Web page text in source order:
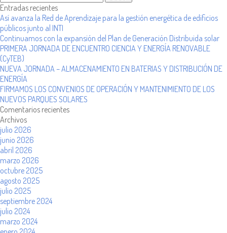
por:
Entradas recientes
Así avanza la Red de Aprendizaje para la gestión energética de edificios
públicos junto al INTI
Continuamos con la expansión del Plan de Generación Distribuida solar
PRIMERA JORNADA DE ENCUENTRO CIENCIA Y ENERGÍA RENOVABLE
(CyTEB)
NUEVA JORNADA – ALMACENAMIENTO EN BATERIAS Y DISTRIBUCIÓN DE
ENERGÍA
FIRMAMOS LOS CONVENIOS DE OPERACIÓN Y MANTENIMIENTO DE LOS
NUEVOS PARQUES SOLARES
Comentarios recientes
Archivos
julio 2026
junio 2026
abril 2026
marzo 2026
octubre 2025
agosto 2025
julio 2025
septiembre 2024
julio 2024
marzo 2024